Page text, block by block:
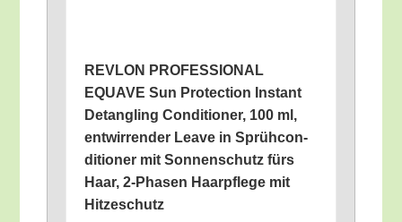
REVLON PROFESSIONAL
EQUAVE Sun Pro­tec­tion Instant
Detang­ling Con­di­tio­ner, 100 ml,
ent­wir­ren­der Lea­ve in Sprüh­con­
di­tio­ner mit Son­nen­schutz fürs
Haar, 2‑Phasen Haar­pfle­ge mit
Hitzeschutz